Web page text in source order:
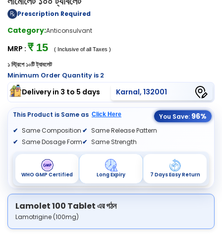
Prescription Required
Category:Anticonsulvant
MRP : ₹ 15 ( Inclusive of all Taxes )
১ স্ট্রিপে ১০টি ট্যাবলেট
Minimum Order Quantity is 2
Delivery in 3 to 5 days Karnal, 132001
This Product is Same as Click Here You Save: 96%
Same Composition
Same Dosage Form
Same Release Pattern
Same Strength
WHO GMP Certified Long Expiry 7 Days Easy Return
Lamolet 100 Tablet এর গঠন
Lamotrigine (100mg)